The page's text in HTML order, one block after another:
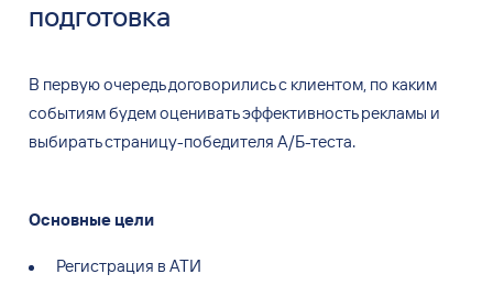
подготовка
В первую очередь договорились с клиентом, по каким
событиям будем оценивать эффективность рекламы и
выбирать страницу-победителя А/Б-теста.
Основные цели
Регистрация в АТИ